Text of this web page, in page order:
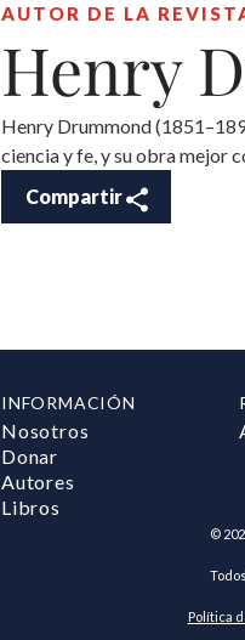
AUTOR DE LA
Henry
Henry Drummond
ciencia y fe, y su obra mejor
Compartir
INFORMACIÓN
Nosotros
Donar
Autores
Libros
©
Política